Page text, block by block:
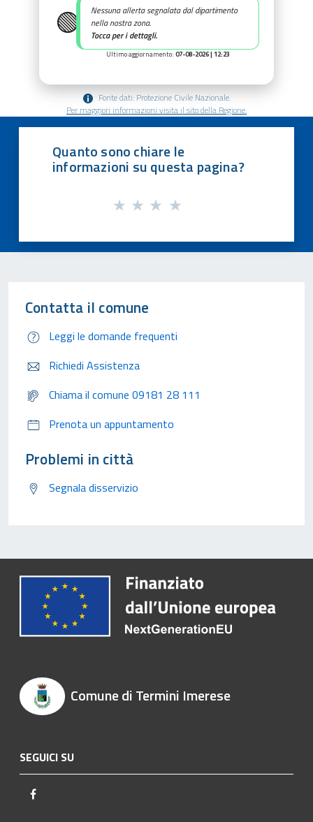
🟢
Nessuna allerta segnalata dal dipartimento
nella nostra zona.
Tocca per i dettagli.
Ultimo aggiornamento: 07-08-2026 | 12:23
Fonte dati: Protezione Civile Nazionale.
Per maggiori informazioni visita il sito della Regione.
Quanto sono chiare le
informazioni su questa pagina?
Contatta il comune
Leggi le domande frequenti
Richiedi Assistenza
Chiama il comune 09181 28 111
Prenota un appuntamento
Problemi in città
Segnala disservizio
Comune di Termini Imerese
SEGUICI SU